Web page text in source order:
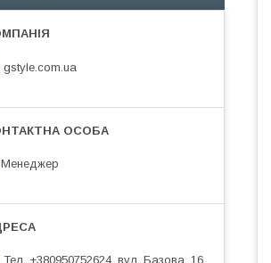
gstyle.com.ua
Менеджер
Тел. +380950752624, вул. Базова, 16,